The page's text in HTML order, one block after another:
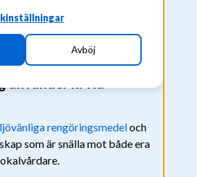
Avböj
lagerlokaler, bibliotek,
rengöringsmedeloch
som är snälla mot både era